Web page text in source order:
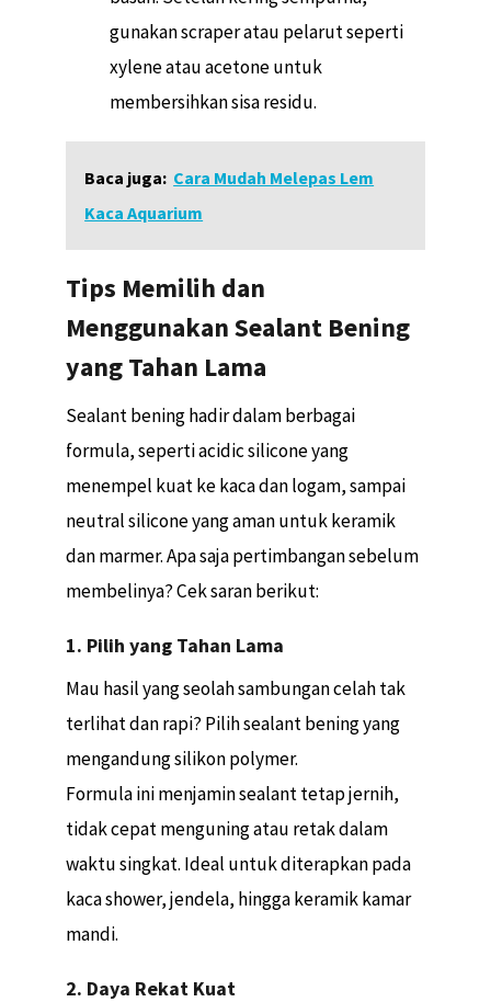
gunakan scraper atau pelarut seperti
xylene atau acetone untuk
membersihkan sisa residu.
Baca juga: Cara Mudah Melepas Lem
Kaca Aquarium
Tips Memilih dan
Menggunakan Sealant Bening
yang Tahan Lama
Sealant bening hadir dalam berbagai
formula, seperti acidic silicone yang
menempel kuat ke kaca dan logam, sampai
neutral silicone yang aman untuk keramik
dan marmer. Apa saja pertimbangan sebelum
membelinya? Cek saran berikut:
1. Pilih yang Tahan Lama
Mau hasil yang seolah sambungan celah tak
terlihat dan rapi? Pilih sealant bening yang
mengandung silikon polymer.
Formula ini menjamin sealant tetap jernih,
tidak cepat menguning atau retak dalam
waktu singkat. Ideal untuk diterapkan pada
kaca shower, jendela, hingga keramik kamar
mandi.
2. Daya Rekat Kuat